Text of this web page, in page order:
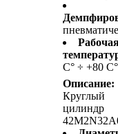
С° ÷ +80 С°
Описание:
Круглый
цилиндр